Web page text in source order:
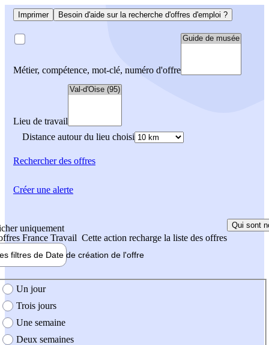
Imprimer Besoin d'aide sur la recherche d'offres d'emploi ?
Métier, compétence, mot-clé, numéro d'offre
Lieu de travail
Distance autour du lieu choisi
Rechercherdes offres
uniquement
France Travail Cette action recharge la liste des offres
Qui sont
filtres de Date de création de l'offre
création de l'offre
Un jour
Trois jours
Une semaine
Deux semaines
Créer une alerte